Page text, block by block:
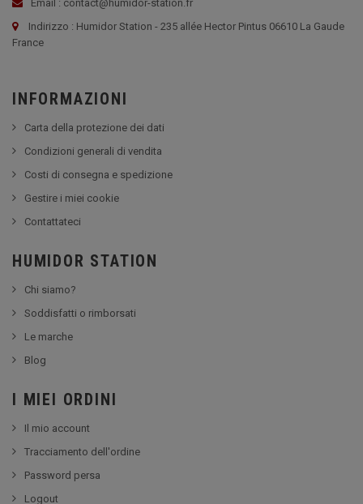
Email : contact@humidor-station.fr
Indirizzo : Humidor Station - 235 allée Hector Pintus 06610 La Gaude
France
INFORMAZIONI
Carta della protezione dei dati
Condizioni generali di vendita
Costi di consegna e spedizione
Gestire i miei cookie
Contattateci
HUMIDOR STATION
Chi siamo?
Soddisfatti o rimborsati
Le marche
Blog
I MIEI ORDINI
Il mio account
Tracciamento dell'ordine
Password persa
Logout